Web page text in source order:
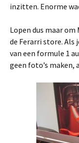
inzitten. Enorme
Lopen dus maar om
de Ferarri store.
van een formule 1
geen foto’s maken,